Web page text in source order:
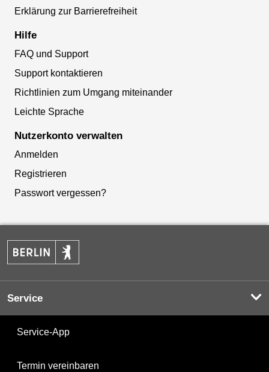
Erklärung zur Barrierefreiheit
Hilfe
FAQ und Support
Support kontaktieren
Richtlinien zum Umgang miteinander
Leichte Sprache
Nutzerkonto verwalten
Anmelden
Registrieren
Passwort vergessen?
Service
Service-App
Termin vereinbaren